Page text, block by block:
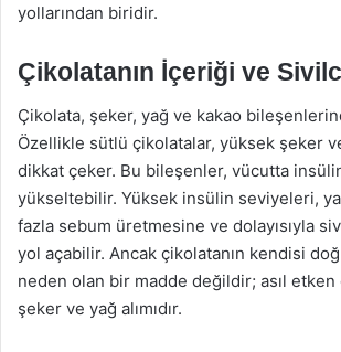
yollarından biridir.
Çikolatanın İçeriği ve
Çikolata, şeker, yağ ve kakao
Özellikle sütlü çikolatalar, yüksek şeker
dikkat çeker. Bu bileşenler, vücutta
yükseltebilir. Yüksek insülin seviyeleri,
fazla sebum üretmesine ve dolayısıyla
yol açabilir. Ancak çikolatanın kendisi
neden olan bir madde değildir; asıl etken
şeker ve yağ alımıdır.